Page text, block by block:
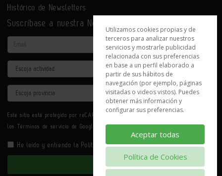
Histórico de Newsletters
Suscríbase a nuestra Newsletter
Email
Actividad
Provincia
Este sitio está protegido por reCAPTCHA y se aplican la
los Términos de servicio de Google.
He leído y entiendo la Política de Privacidad
Enviar
Utilizamos cookies propias y de
terceros para analizar nuestros
servicios y mostrarle publicidad
relacionada con sus preferencias
en base a un perfil elaborado a
partir de sus hábitos de
navegación (por ejemplo, páginas
visitadas o videos vistos). Puedes
obtener más información y
configurar sus preferencias.
Aceptar todas
Política de Cookies